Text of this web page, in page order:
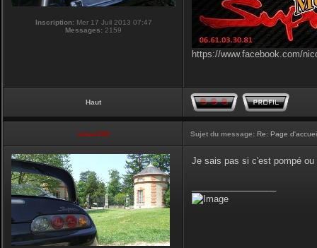
Inscription:Mer 17 Juil 2013 07:47
Messages: 2159
https://www.facebook.com/
Haut
vmax330 Sujet du message: Re: Page
Je sais pas si c'est pompé